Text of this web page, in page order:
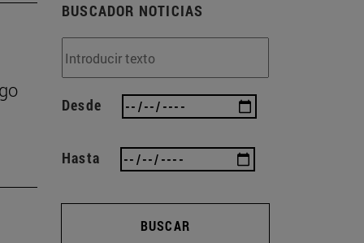
BUSCADOR NOTICIAS
Desde
Hasta
BUSCAR